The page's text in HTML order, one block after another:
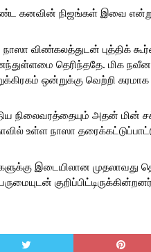
கனவின் நிஜங்கள் இவை என்று
விண்கலத்துடன் புத்திக்
தெரிந்ததே. மிக
ஒன்றுக்கு வெற்றி
நிலைவரத்தையும் அதன் மின்
உள்ள நாஸா
இடையிலான முதலாவது